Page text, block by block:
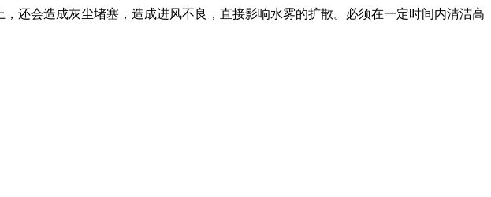
会造成灰尘堵塞，造成进风不良，直接影响水雾的扩散。必须在一定时间内清洁高